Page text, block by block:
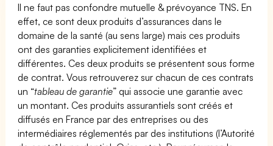
Il ne faut pas confondre mutuelle & prévoyance TNS. En
effet, ce sont deux produits d’assurances dans le
domaine de la santé (au sens large) mais ces produits
ont des garanties explicitement identifiées et
différentes. Ces deux produits se présentent sous forme
de contrat. Vous retrouverez sur chacun de ces contrats
un “tableau de garantie” qui associe une garantie avec
un montant. Ces produits assurantiels sont créés et
diffusés en France par des entreprises ou des
intermédiaires réglementés par des institutions (l’Autorité